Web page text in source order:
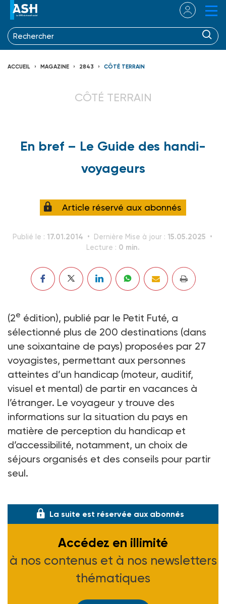
ACCUEIL MAGAZINE 2843 CÔTÉ TERRAIN
CÔTÉ TERRAIN
En bref – Le Guide des handi-
voyageurs
Article réservé aux abonnés
Publié le : 17.01.2014 Dernière Mise à jour : 15.05.2025
Lecture : 0 min.
(2e édition), publié par le Petit Futé, a
sélectionné plus de 200 destinations (dans
une soixantaine de pays) proposées par 27
voyagistes, permettant aux personnes
atteintes d’un handicap (moteur, auditif,
visuel et mental) de partir en vacances à
l’étranger. Le voyageur y trouve des
informations sur la situation du pays en
matière de perception du handicap et
d’accessibilité, notamment, un choix de
séjours organisés et des conseils pour partir
seul.
La suite est réservée aux abonnés
Accédez en illimité
à nos contenus et à nos newsletters
thématiques